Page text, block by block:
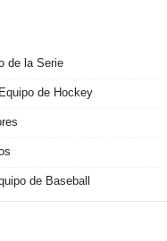
de la Serie
de Hockey
de Baseball